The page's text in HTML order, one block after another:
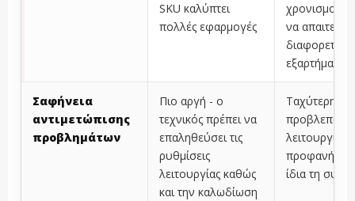
SKU καλύπτει
πολλές εφαρμογές
χρονισμού
να απαιτεί
διαφορετικό
εξαρτήματος
Σαφήνεια
αντιμετώπισης
προβλημάτων
Πιο αργή - ο
τεχνικός πρέπει να
επαληθεύσει τις
ρυθμίσεις
λειτουργίας καθώς
και την καλωδίωση
Ταχύτερη - η
λειτουργία
προφανής
ίδια τη